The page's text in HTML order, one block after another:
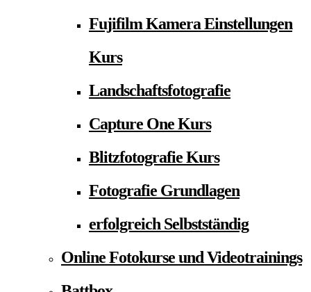
Fujifilm Kamera Einstellungen
Kurs
Landschaftsfotografie
Capture One Kurs
Blitzfotografie Kurs
Fotografie Grundlagen
erfolgreich Selbstständig
Online Fotokurse und Videotrainings